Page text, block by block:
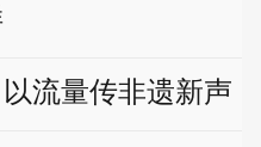
流量传非遗新声